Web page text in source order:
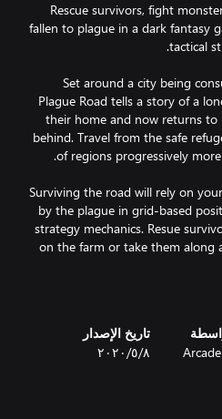
Rescue survivors, fight
fallen to plague in a dark fantasy
Set around a city being
Plague Road tells a story of a
their home and now returns
behind. Travel from the safe
Surviving the road will rely on
by the plague in grid-based
strategy mechanics. Resue
on the farm or take them along
تاريخ الإصدار
٨‏/٥‏/٢٠٢٠